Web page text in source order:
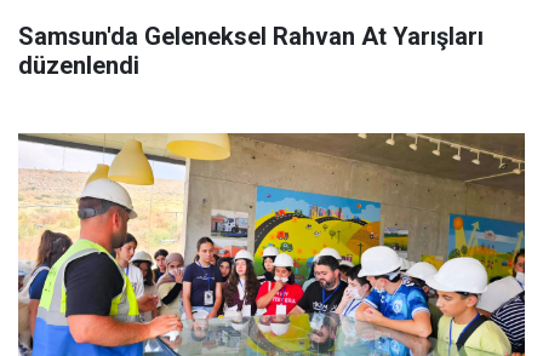
Samsun'da Geleneksel Rahvan At Yarışları
düzenlendi